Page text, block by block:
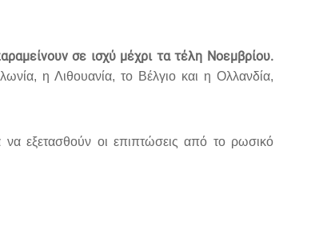
σε ισχύ μέχρι τα τέλη Νοεμβρίου.
η Λιθουανία, το Βέλγιο και η Ολλανδία,
να εξετασθούν οι επιπτώσεις από το ρωσικό